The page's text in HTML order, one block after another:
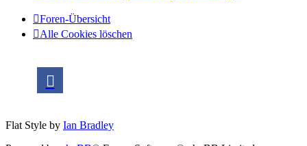
Foren-Übersicht
Alle Cookies löschen
Flat Style by Ian Bradley